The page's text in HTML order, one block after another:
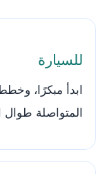
للسيارة
ابدأ مبكرًا،
المتواصلة طوال